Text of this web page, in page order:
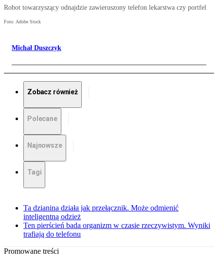
Robot towarzyszący odnajdzie zawieruszony telefon lekarstwa czy portfel
Foto: Adobe Stock
Michał Duszczyk
Zobacz również
Polecane
Najnowsze
Tagi
Ta dzianina działa jak przełącznik. Może odmienić
inteligentną odzież
Ten pierścień bada organizm w czasie rzeczywistym. Wyniki
trafiają do telefonu
Promowane treści